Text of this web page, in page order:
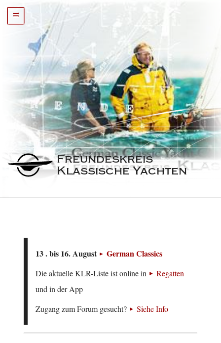
=
Freundeskreis
Klassische Yachten
13 . bis 16. August German Classics
Die aktuelle KLR-Liste ist online in
Regatten
und in der App
Zugang zum Forum gesucht?
Siehe Info